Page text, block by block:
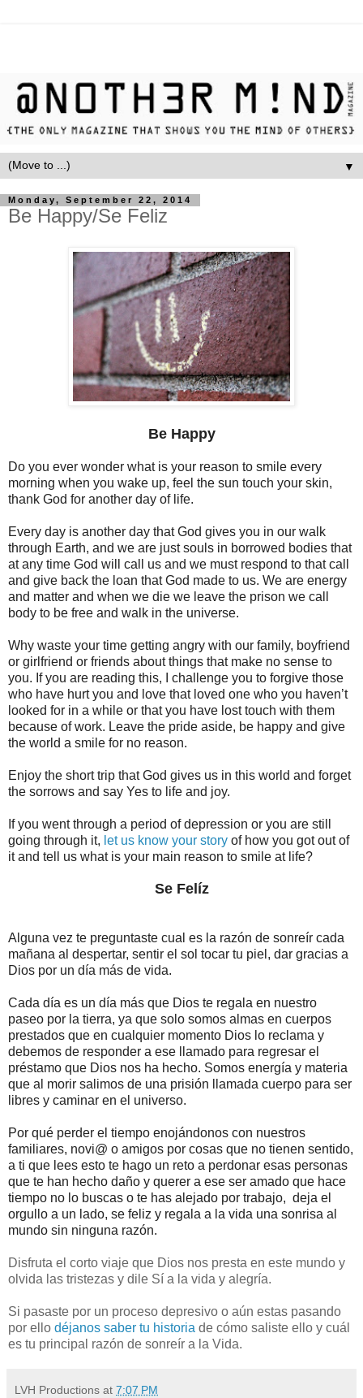
▼
Monday, September 22, 2014
Be Happy/Se Feliz
Be Happy
Do you ever wonder what is your reason to smile every
morning when you wake up, feel the sun touch your skin,
thank God for another day of life.
Every day is another day that God gives you in our walk
through Earth, and we are just souls in borrowed bodies that
at any time God will call us and we must respond to that call
and give back the loan that God made to us. We are energy
and matter and when we die we leave the prison we call
body to be free and walk in the universe.
Why waste your time getting angry with our family, boyfriend
or girlfriend or friends about things that make no sense to
you. If you are reading this, I challenge you to forgive those
who have hurt you and love that loved one who you haven’t
looked for in a while or that you have lost touch with them
because of work. Leave the pride aside, be happy and give
the world a smile for no reason.
Enjoy the short trip that God gives us in this world and forget
the sorrows and say Yes to life and joy.
If you went through a period of depression or you are still
going through it, let us know your story of how you got out of
it and tell us what is your main reason to smile at life?
Se Felíz
Alguna vez te preguntaste cual es la razón de sonreír cada
mañana al despertar, sentir el sol tocar tu piel, dar gracias a
Dios por un día más de vida.
Cada día es un día más que Dios te regala en nuestro
paseo por la tierra, ya que solo somos almas en cuerpos
prestados que en cualquier momento Dios lo reclama y
debemos de responder a ese llamado para regresar el
préstamo que Dios nos ha hecho. Somos energía y materia
que al morir salimos de una prisión llamada cuerpo para ser
libres y caminar en el universo.
Por qué perder el tiempo enojándonos con nuestros
familiares, novi@ o amigos por cosas que no tienen sentido,
a ti que lees esto te hago un reto a perdonar esas personas
que te han hecho daño y querer a ese ser amado que hace
tiempo no lo buscas o te has alejado por trabajo, deja el
orgullo a un lado, se feliz y regala a la vida una sonrisa al
mundo sin ninguna razón.
Disfruta el corto viaje que Dios nos presta en este mundo y
olvida las tristezas y dile Sí a la vida y alegría.
Si pasaste por un proceso depresivo o aún estas pasando
por ello déjanos saber tu historia de cómo saliste ello y cuál
es tu principal razón de sonreír a la Vida.
LVH Productions at 7:07 PM